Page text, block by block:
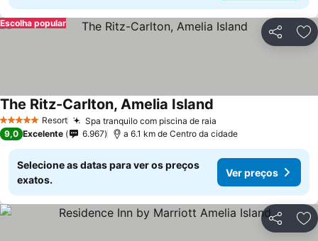
Partilhar
Escolha popular
5 Estrelas Resort Spa tranquilo com piscina de raia
The Ritz-Carlton, Amelia Island
9,0 Excelente 6.967 a 6.1 km de Centro da cidade
Selecione as datas para ver os preços
exatos.
Ver preços
Partilhar